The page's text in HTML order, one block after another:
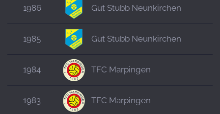
1986 Gut Stubb Neunkirchen
1985 Gut Stubb Neunkirchen
1984 TFC Marpingen
1983 TFC Marpingen